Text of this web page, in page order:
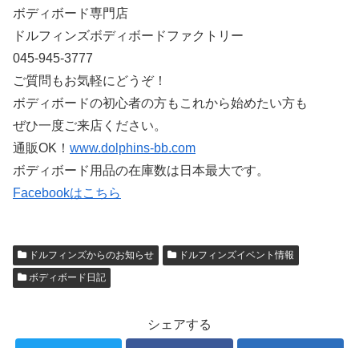
ボディボード専門店
ドルフィンズボディボードファクトリー
045-945-3777
ご質問もお気軽にどうぞ！
ボディボードの初心者の方もこれから始めたい方も
ぜひ一度ご来店ください。
通販OK！ www.dolphins-bb.com
ボディボード用品の在庫数は日本最大です。
Facebookはこちら
ドルフィンズからのお知らせ
ドルフィンズイベント情報
ボディボード日記
シェアする